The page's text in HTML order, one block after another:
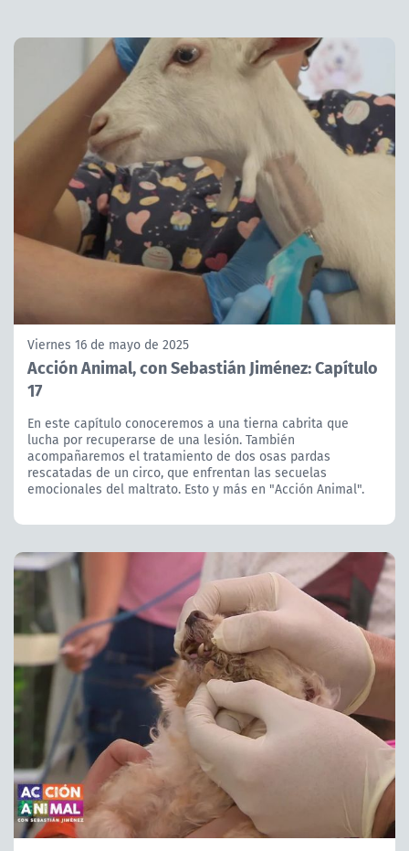
Viernes 16 de mayo de 2025
Acción Animal, con Sebastián Jiménez: Capítulo
17
En este capítulo conoceremos a una tierna cabrita que
lucha por recuperarse de una lesión. También
acompañaremos el tratamiento de dos osas pardas
rescatadas de un circo, que enfrentan las secuelas
emocionales del maltrato. Esto y más en "Acción Animal".